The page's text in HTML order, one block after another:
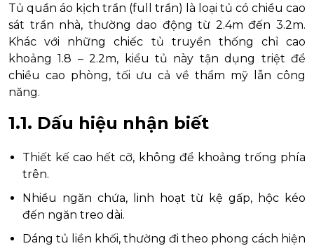
Tủ quần áo kịch trần (full trần) là loại tủ có chiều cao
sát trần nhà, thường dao động từ 2.4m đến 3.2m.
Khác với những chiếc tủ truyền thống chỉ cao
khoảng 1.8 – 2.2m, kiểu tủ này tận dụng triệt để
chiều cao phòng, tối ưu cả về thẩm mỹ lẫn công
năng.
1.1. Dấu hiệu nhận biết
Thiết kế cao hết cỡ, không để khoảng trống phía
trên.
Nhiều ngăn chứa, linh hoạt từ kệ gấp, hộc kéo
đến ngăn treo dài.
Dáng tủ liền khối, thường đi theo phong cách hiện